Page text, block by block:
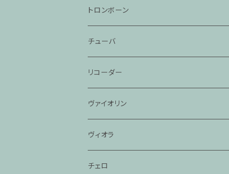
トロンボーン
チューバ
リコーダー
ヴァイオリン
ヴィオラ
チェロ